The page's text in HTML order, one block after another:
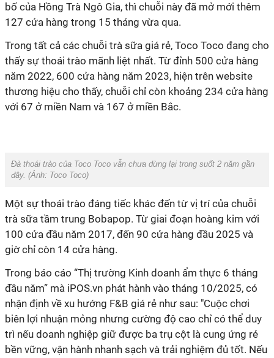
bố của Hồng Trà Ngô Gia, thì chuỗi này đã mở mới thêm
127 cửa hàng trong 15 tháng vừa qua.
Trong tất cả các chuỗi trà sữa giá rẻ, Toco Toco đang cho
thấy sự thoái trào mãnh liệt nhất. Từ đỉnh 500 cửa hàng
năm 2022, 600 cửa hàng năm 2023, hiện trên website
thương hiệu cho thấy, chuỗi chỉ còn khoảng 234 cửa hàng
với 67 ở miền Nam và 167 ở miền Bắc.
Đà thoái trào của Toco Toco vẫn chưa dừng lại trong suốt 2 năm gần
đây. (Ảnh: Toco Toco)
Một sự thoái trào đáng tiếc khác đến từ vị trí của chuỗi
trà sữa tầm trung Bobapop. Từ giai đoạn hoàng kim với
100 cửa đầu năm 2017, đến 90 cửa hàng đầu 2025 và
giờ chỉ còn 14 cửa hàng.
Trong báo cáo “Thị trường Kinh doanh ẩm thực 6 tháng
đầu năm” mà iPOS.vn phát hành vào tháng 10/2025, có
nhận định về xu hướng F&B giá rẻ như sau: "Cuộc chơi
biên lợi nhuận mỏng nhưng cường độ cao chỉ có thể duy
trì nếu doanh nghiệp giữ được ba trụ cột là cung ứng rẻ
bền vững, vận hành nhanh sạch và trải nghiệm đủ tốt. Nếu